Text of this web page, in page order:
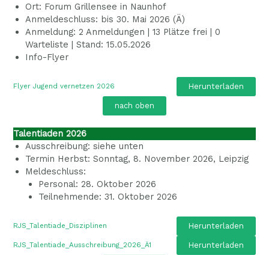
Ort: Forum Grillensee in Naunhof
Anmeldeschluss: bis 30. Mai 2026 (Ä)
Anmeldung: 2 Anmeldungen | 13 Plätze frei | 0
Warteliste | Stand: 15.05.2026
Info-Flyer
Flyer Jugend vernetzen 2026 Herunterladen
nach oben
Talentiaden 2026
Ausschreibung: siehe unten
Termin Herbst: Sonntag, 8. November 2026, Leipzig
Meldeschluss:
Personal: 28. Oktober 2026
Teilnehmende: 31. Oktober 2026
RJS_Talentiade_Disziplinen Herunterladen
RJS_Talentiade_Ausschreibung_2026_Ä1 Herunterladen